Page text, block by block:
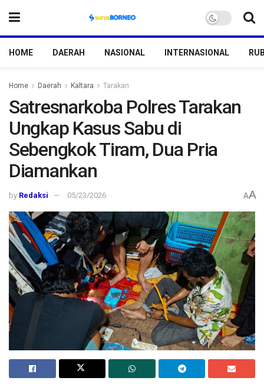
HOME DAERAH NASIONAL INTERNASIONAL
Home Daerah Kaltara Tarakan
Satresnarkoba Polres Tarakan
Ungkap Kasus Sabu di
Sebengkok Tiram, Dua Pria
Diamankan
by Redaksi 05/23/2026 AA